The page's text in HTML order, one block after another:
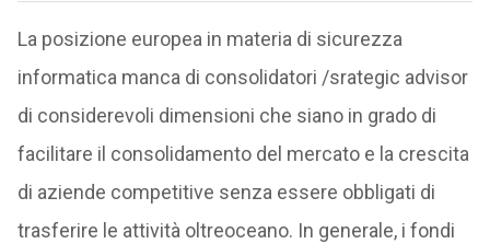
La posizione europea in materia di sicurezza
informatica manca di consolidatori /srategic advisor
di considerevoli dimensioni che siano in grado di
facilitare il consolidamento del mercato e la crescita
di aziende competitive senza essere obbligati di
trasferire le attività oltreoceano. In generale, i fondi